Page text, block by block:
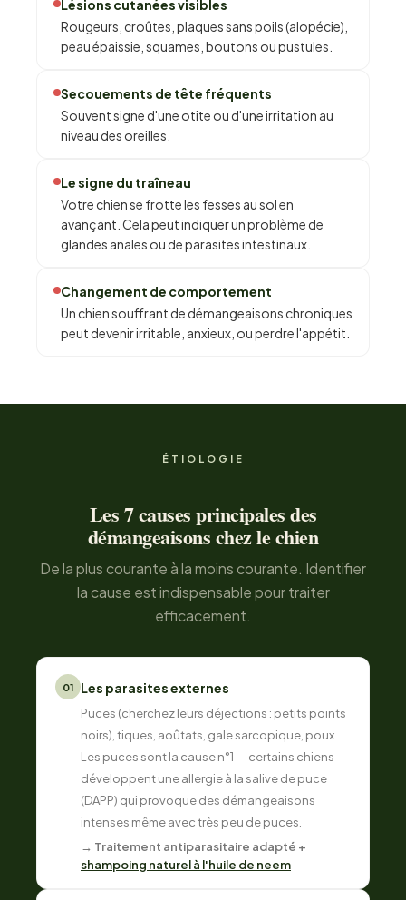
Lésions cutanées visibles
Rougeurs, croûtes, plaques sans poils (alopécie),
peau épaissie, squames, boutons ou pustules.
Secouements de tête fréquents
Souvent signe d'une otite ou d'une irritation au
niveau des oreilles.
Le signe du traîneau
Votre chien se frotte les fesses au sol en
avançant. Cela peut indiquer un problème de
glandes anales ou de parasites intestinaux.
Changement de comportement
Un chien souffrant de démangeaisons chroniques
peut devenir irritable, anxieux, ou perdre l'appétit.
ÉTIOLOGIE
Les 7 causes principales des
démangeaisons chez le chien
De la plus courante à la moins courante. Identifier
la cause est indispensable pour traiter
efficacement.
01 Les parasites externes
Puces (cherchez leurs déjections : petits points
noirs), tiques, aoûtats, gale sarcopique, poux.
Les puces sont la cause n°1 — certains chiens
développent une allergie à la salive de puce
(DAPP) qui provoque des démangeaisons
intenses même avec très peu de puces.
→ Traitement antiparasitaire adapté +
shampoing naturel à l'huile de neem